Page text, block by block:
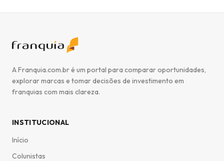
A Franquia.com.br é um portal para comparar oportunidades,
explorar marcas e tomar decisões de investimento em
franquias com mais clareza.
INSTITUCIONAL
Início
Colunistas